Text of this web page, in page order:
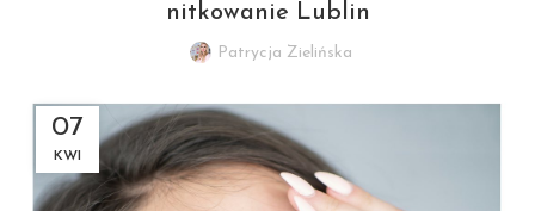
nitkowanie Lublin
Patrycja Zielińska
07
KWI